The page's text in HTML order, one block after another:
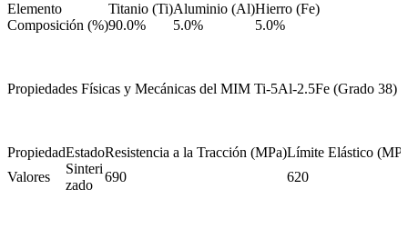
Elemento Titanio (Ti)Aluminio (Al)Hierro (Fe)
Composición (%)90.0% 5.0% 5.0%
Propiedades Físicas y Mecánicas del MIM Ti-5Al-2.5Fe (Grado 38)
PropiedadEstadoResistencia a la Tracción (MPa)Límite Elástico
Valores
Sinteri
zado
690 620